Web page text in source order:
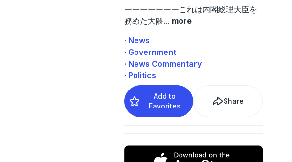
ーーーーーーーこれは内閣総理大臣を
務めた大隈... more
· News
· Government
· News Commentary
· Politics
Add to
Favorites
Share